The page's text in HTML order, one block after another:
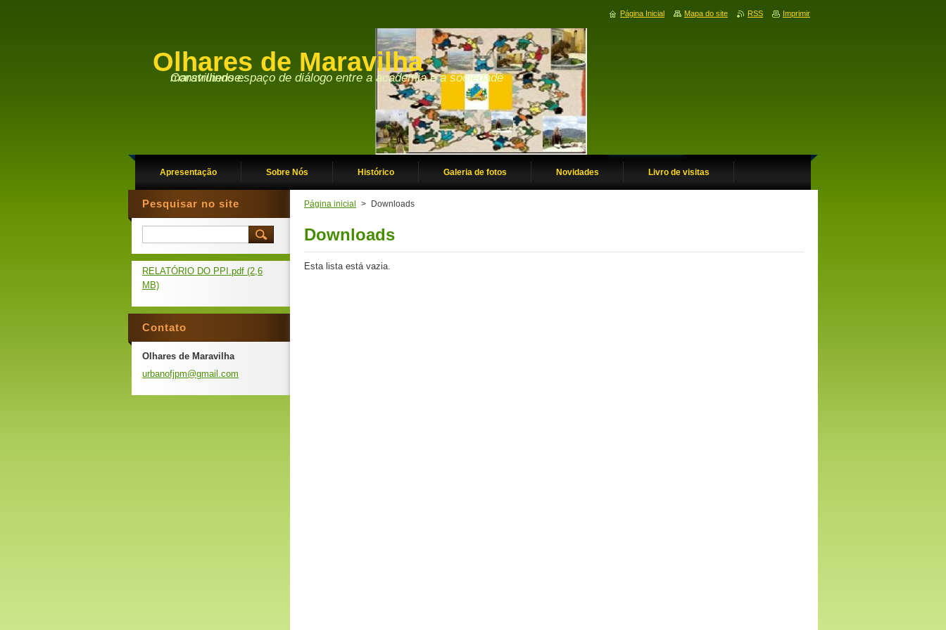
Olhares de Maravilha
Construindo espaço de diálogo entre a academia e a sociedade maravilhense.
Apresentação Sobre Nós Histórico Galeria de fotos Novidades Livro de visitas
Página inicial > Downloads
Downloads
Esta lista está vazia.
Pesquisar no site
RELATÓRIO DO PPI.pdf (2,6
MB)
Contato
Olhares de Maravilha
urbanofjpm@gmail .com
Página Inicial Mapa do site RSS Imprimir